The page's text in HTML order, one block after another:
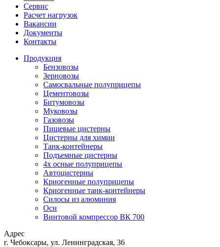
Сервис
Расчет нагрузок
Вакансии
Документы
Контакты
Продукция
Бензовозы
Зерновозы
Самосвальные полуприцепы
Цементовозы
Битумовозы
Муковозы
Газовозы
Пищевые цистерны
Цистерны для химии
Танк-контейнеры
Подъемные цистерны
4х осные полуприцепы
Автоцистерны
Криогенные полуприцепы
Криогенные танк-контейнеры
Силосы из алюминия
Оси
Винтовой компрессор ВК 700
Адрес
г. Чебоксары, ул. Ленинградская, 36